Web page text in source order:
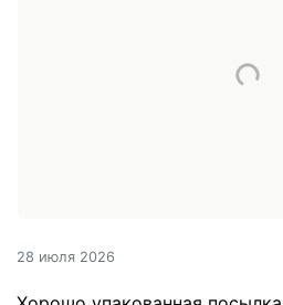
28 июля 2026